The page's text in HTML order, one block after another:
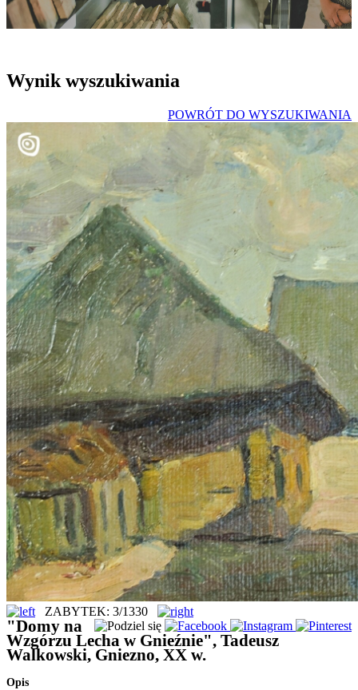
Wynik wyszukiwania
POWRÓT DO WYSZUKIWANIA
ZABYTEK: 3/1330
"Domy na
Wzgórzu Lecha w Gnieźnie", Tadeusz
Walkowski, Gniezno, XX w.
Opis